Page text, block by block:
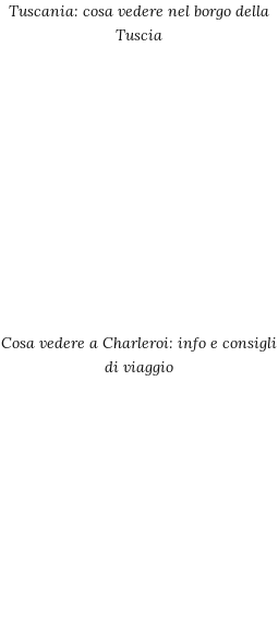
Tuscania: cosa vedere nel borgo della
Tuscia
Cosa vedere a Charleroi: info e consigli
di viaggio